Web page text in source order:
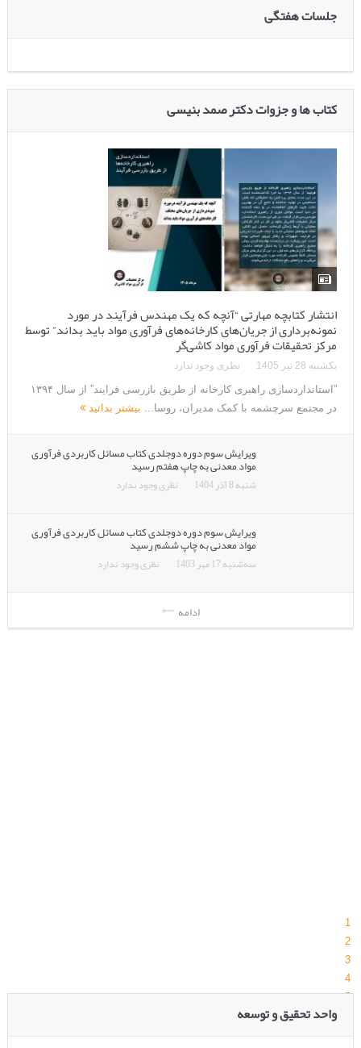
جلسات هفتگی
کتاب ها و جزوات دکتر صمد بنیسی
انتشار کتابچه مهارتی “آنچه که یک مهندس فرآیند در مورد
نمونه‌برداری از جریان‌های کارخانه‌های فرآوری مواد باید بداند” توسط
مرکز تحقیقات فرآوری مواد کاشی‌گر
یکشنبه 28 تیر 1405 نظری وجود ندارد
”استانداردسازی راهبری کارخانه از طریق بازرسی فرایند” از سال ۱۳۹۴
در مجتمع سرچشمه با کمک مدیران، روسا...
بیشتر بدانید
ویرایش سوم دوره دوجلدی کتاب مسائل کاربردی فرآوری
مواد معدنی به چاپ هفتم رسید
شنبه 8 آذر 1404 نظری وجود ندارد
ویرایش سوم دوره دوجلدی کتاب مسائل کاربردی فرآوری
مواد معدنی به چاپ ششم رسید
سه‌شنبه 17 مهر 1403 نظری وجود ندارد
ادامه
1
2
3
4
5
واحد تحقیق و توسعه